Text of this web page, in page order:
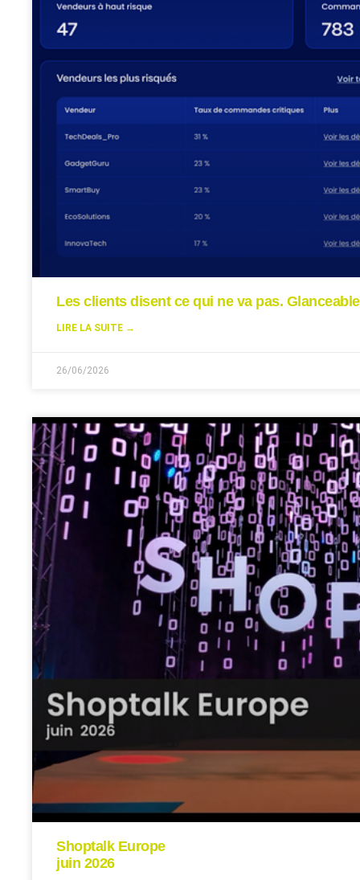
Les clients disent ce qui ne va pas.
LIRE LA SUITE →
26/06/2026
Shoptalk Europe
juin 2026